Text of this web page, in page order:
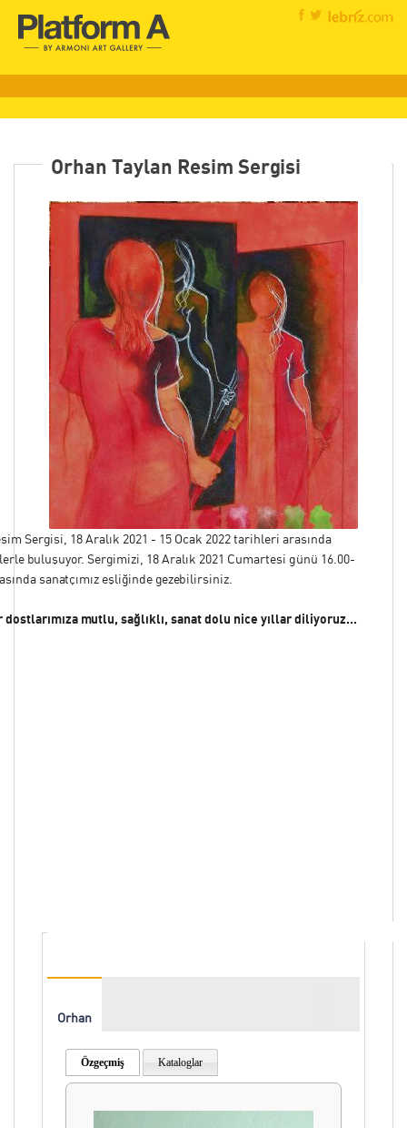
Orhan Taylan Resim Sergisi
Sergisi, 18 Aralık 2021 - 15 Ocak 2022 tarihleri arasında
buluşuyor. Sergimizi, 18 Aralık 2021 Cumartesi günü 16.00-
sanatçımız eşliğinde gezebilirsiniz.
dostlarımıza mutlu, sağlıklı, sanat dolu nice yıllar diliyoruz...
Orhan
Özgeçmiş Kataloglar